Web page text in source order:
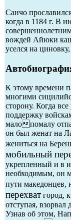
Санчо
когда в 1184 г. В
вождей Айюки
уселся на
К этому времени
многими
сторону. Когда
поддержку
малопомалу
он был женат на
жениться на
мобильный
укрепленный и в
необходимым, он
пути македонцев,
перехват город,
отступая,
Узнав об этом,